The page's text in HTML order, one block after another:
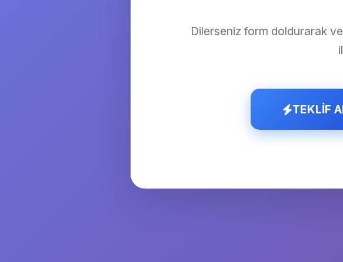
Dilerseniz form doldurarak
TEKLİF